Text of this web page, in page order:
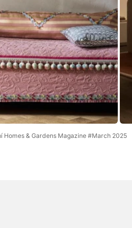
3
in
gallery
view
Homes & Gardens Magazine #March 2025